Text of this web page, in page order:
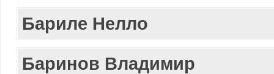
Бариле Нелло
Баринов Владимир